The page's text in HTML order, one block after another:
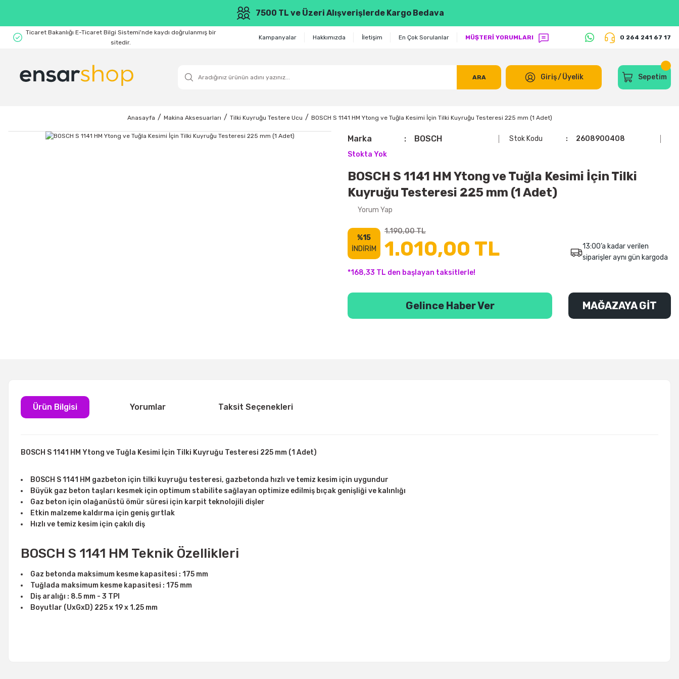
7500 TL ve Üzeri Alışverişlerde Kargo Bedava
Ticaret Bakanlığı E-Ticaret Bilgi Sistemi'nde kaydı doğrulanmış bir
sitedir.
Kampanyalar Hakkımızda İletişim En Çok Sorulanlar MÜŞTERİ YORUMLARI 0 264 241 67 17
ARA Giriş/Üyelik Sepetim
Anasayfa Makina Aksesuarları Tilki Kuyruğu Testere Ucu BOSCH S 1141 HM Ytong ve Tuğla Kesimi İçin Tilki Kuyruğu Testeresi 225 mm (1 Adet)
Marka BOSCH Stok Kodu
2608900408
Stokta Yok
BOSCH S 1141 HM Ytong ve Tuğla Kesimi İçin Tilki
Kuyruğu Testeresi 225 mm (1 Adet)
Yorum Yap
%15
İNDİRİM
1.190,00 TL
1.010,00 TL
*168,33 TL den başlayan taksitlerle!
13:00’a kadar verilen
siparişler aynı gün kargoda
Gelince Haber Ver MAĞAZAYA GİT
Ürün Bilgisi Yorumlar Taksit Seçenekleri
BOSCH S 1141 HM Ytong ve Tuğla Kesimi İçin Tilki Kuyruğu Testeresi 225 mm (1 Adet)
BOSCH S 1141 HM gazbeton için tilki kuyruğu testeresi, gazbetonda hızlı ve temiz kesim için uygundur
Büyük gaz beton taşları kesmek için optimum stabilite sağlayan optimize edilmiş bıçak genişliği ve kalınlığı
Gaz beton için olağanüstü ömür süresi için karpit teknolojili dişler
Etkin malzeme kaldırma için geniş gırtlak
Hızlı ve temiz kesim için çakılı diş
BOSCH S 1141 HM Teknik Özellikleri
Gaz betonda maksimum kesme kapasitesi : 175 mm
Tuğlada maksimum kesme kapasitesi : 175 mm
Diş aralığı : 8.5 mm - 3 TPI
Boyutlar (UxGxD) 225 x 19 x 1.25 mm